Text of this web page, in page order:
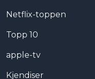
Netflix-toppen
Topp 10
apple-tv
Kjendiser